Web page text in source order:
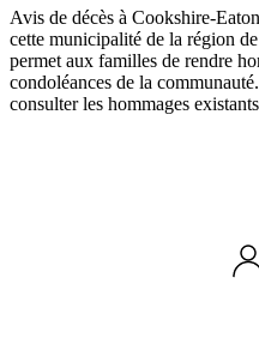
Avis de décès à Cookshire-
cette municipalité de la région
permet aux familles de rendre
condoléances de la
consulter les hommages